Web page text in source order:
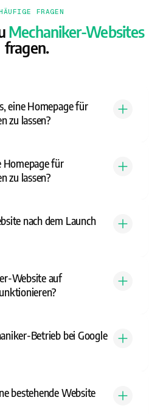
FRAGEN
Mechaniker-Websites
fragen.
eine Homepage für
zu lassen?
Homepage für
zu lassen?
nach dem Launch
Website auf
Betrieb bei Google
bestehende Website